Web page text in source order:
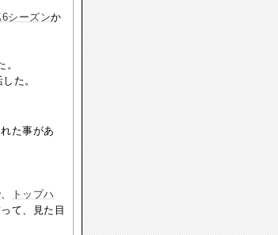
6シーズンか
た。
た事があ
トップハ
て、見た目